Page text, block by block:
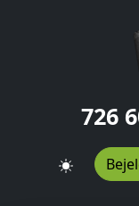
726